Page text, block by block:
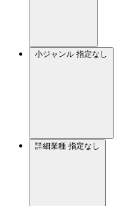
小ジャンル 指定なし
詳細業種 指定なし